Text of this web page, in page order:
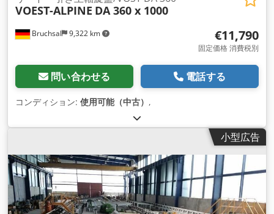
Bruchsal 9,322 km
VOEST-ALPINE DA 360 x 1000
€11,790
固定価格 消費税別
問い合わせる 電話する
コンディション: 使用可能（中古） ,
小型広告